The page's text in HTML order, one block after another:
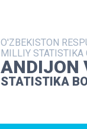
O'ZBEKISTON
MILLIY STATISTIKA
ANDIJON
STATISTIKA